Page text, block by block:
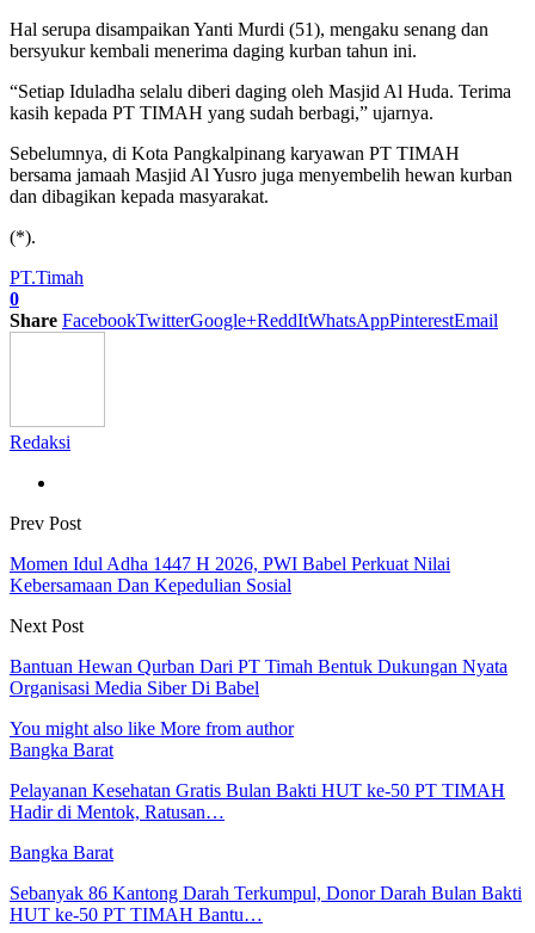
Hal serupa disampaikan Yanti Murdi (51), mengaku senang dan
bersyukur kembali menerima daging kurban tahun ini.
“Setiap Iduladha selalu diberi daging oleh Masjid Al Huda. Terima
kasih kepada PT TIMAH yang sudah berbagi,” ujarnya.
Sebelumnya, di Kota Pangkalpinang karyawan PT TIMAH
bersama jamaah Masjid Al Yusro juga menyembelih hewan kurban
dan dibagikan kepada masyarakat.
(*).
PT.Timah
0
Share FacebookTwitterGoogle+ReddItWhatsAppPinterestEmail
Redaksi
Prev Post
Momen Idul Adha 1447 H 2026, PWI Babel Perkuat Nilai
Kebersamaan Dan Kepedulian Sosial
Next Post
Bantuan Hewan Qurban Dari PT Timah Bentuk Dukungan Nyata
Organisasi Media Siber Di Babel
You might also like More from author
Bangka Barat
Pelayanan Kesehatan Gratis Bulan Bakti HUT ke-50 PT TIMAH
Hadir di Mentok, Ratusan…
Bangka Barat
Sebanyak 86 Kantong Darah Terkumpul, Donor Darah Bulan Bakti
HUT ke-50 PT TIMAH Bantu…